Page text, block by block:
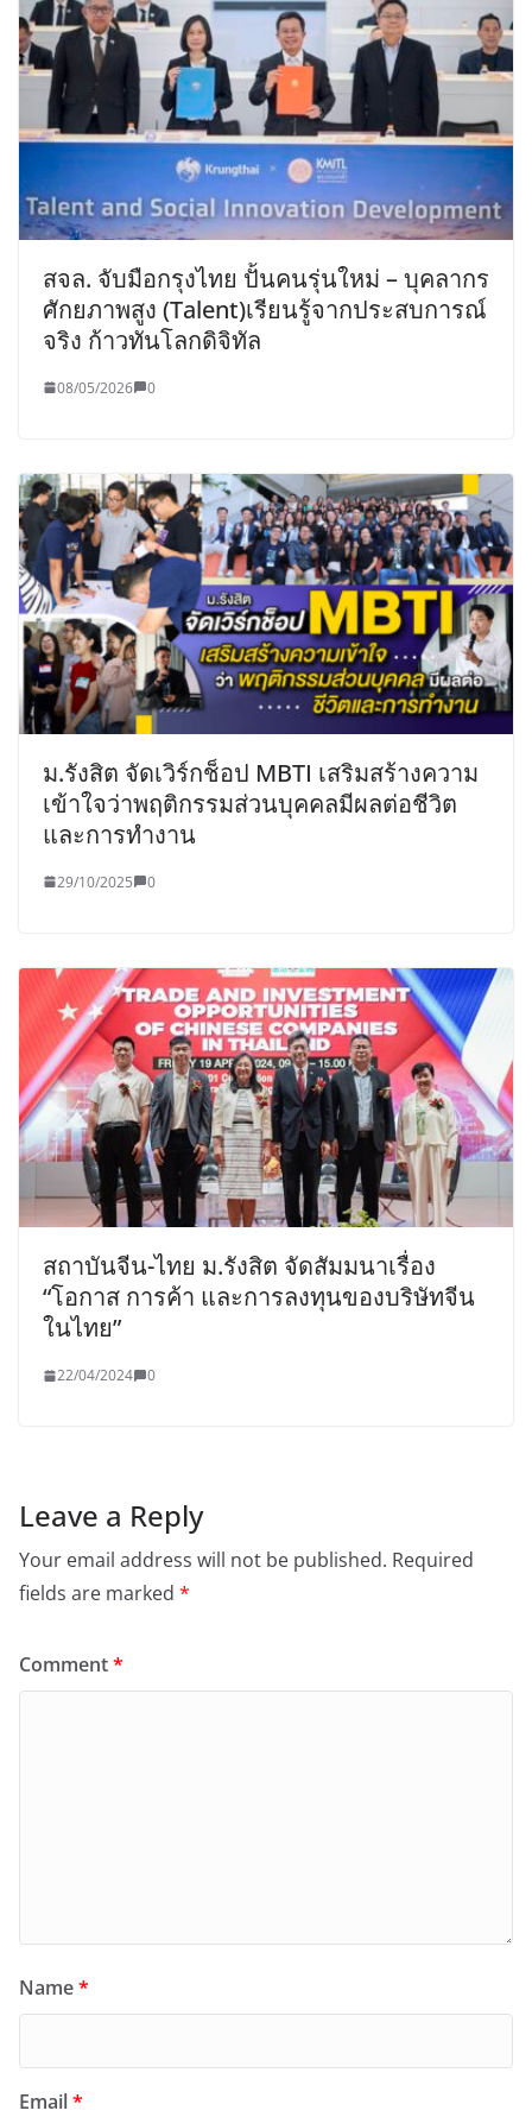
สจล. จับมือกรุงไทย ปั้นคนรุ่นใหม่ – บุคลากร
ศักยภาพสูง (Talent)เรียนรู้จากประสบการณ์
จริง ก้าวทันโลกดิจิทัล
08/05/2026 0
ม.รังสิต จัดเวิร์กช็อป MBTI เสริมสร้างความ
เข้าใจว่าพฤติกรรมส่วนบุคคลมีผลต่อชีวิต
และการทำงาน
29/10/2025 0
สถาบันจีน-ไทย ม.รังสิต จัดสัมมนาเรื่อง
“โอกาส การค้า และการลงทุนของบริษัทจีน
ในไทย”
22/04/2024 0
Leave a Reply
Your email address will not be published. Required
fields are marked *
Comment*
Name*
Email*